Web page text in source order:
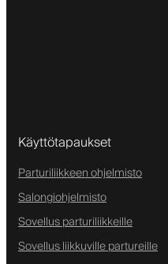
Käyttötapaukset
Parturiliikkeen ohjelmisto
Salongiohjelmisto
Sovellus parturiliikkeille
Sovellus liikkuville partureille